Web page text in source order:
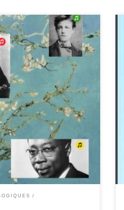
en « continuité
haute, parfois avec un
promenez-vous parmi
les écouter !